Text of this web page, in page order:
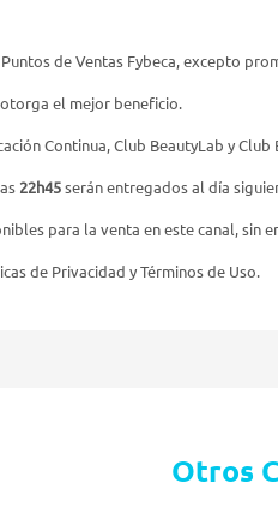
de Ventas Fybeca, excepto
el mejor beneficio.
Continua, Club BeautyLab y Club
22h45serán entregados al día
para la venta en este canal, sin
de Privacidad y Términos de Uso.
Otros